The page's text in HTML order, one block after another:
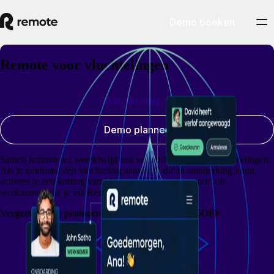
Remote voor vluchtelingen
Samen kunnen we wereldwijd een verschil maken voor vluchtelingen.
Als je minimaal één vluchteling aanneemt die in aanmerking komt,
activeer je een korting van 15% op EOR-services voor alle
werknemers die je via Remote hebt aangenomen.
Vergeet niet de promocode te gebruiken: RFR15OFF
Aan de slag
Demo plannen